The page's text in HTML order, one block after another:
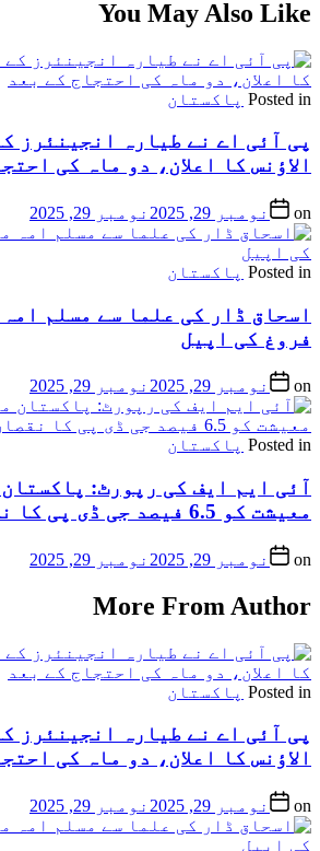
You May Also Like
Posted in پاکستان
پی آئی اے نے طیارہ انجینئرز
الاؤنس کا اعلان، دو ماہ کی
on نومبر 29, 2025 نومبر 29, 2025
Posted in پاکستان
اسحاق ڈار کی علما سے مسلم
فروغ کی اپیل
on نومبر 29, 2025 نومبر 29, 2025
Posted in پاکستان
آئی ایم ایف کی رپورٹ:
معیشت کو 6.5 فیصد جی ڈی پی کا نقصان
on نومبر 29, 2025 نومبر 29, 2025
More From Author
Posted in پاکستان
پی آئی اے نے طیارہ انجینئرز
الاؤنس کا اعلان، دو ماہ کی
on نومبر 29, 2025 نومبر 29, 2025